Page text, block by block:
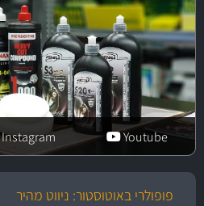
Youtube
Instagram
פופולרי באוטוסטור: ניווט מהיר